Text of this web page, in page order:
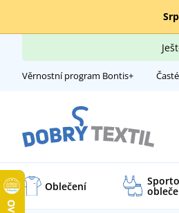
Věrnostní program Bontis+
Oblečení